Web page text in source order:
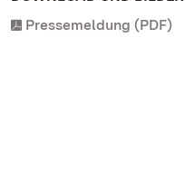
Pressemeldung (PDF)